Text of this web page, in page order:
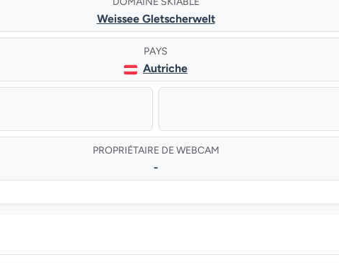
Weissee Gletscherwelt
PAYS
Autriche
PROPRIÉTAIRE DE WEBCAM
-